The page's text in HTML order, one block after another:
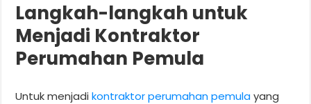
Langkah-langkah untuk
Menjadi Kontraktor
Perumahan Pemula
Untuk menjadikontraktor perumahan pemulayang